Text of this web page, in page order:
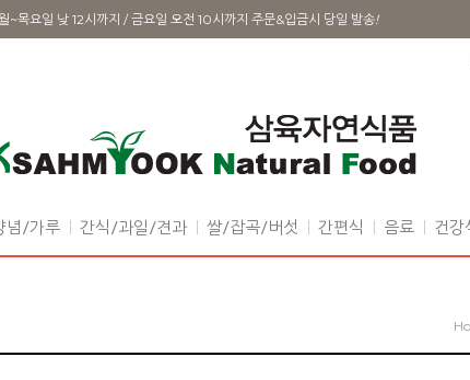
~목요일 낮 12시까지 / 금요일 오전 10시까지 주문&입금시 당일 발송!
념/가루 간식/과일/견과 쌀/잡곡/버섯 간편식 음료 건강